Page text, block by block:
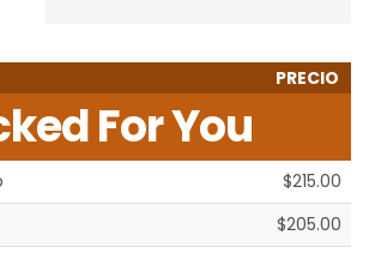
PRECIO
For You
$215.00
$205.00